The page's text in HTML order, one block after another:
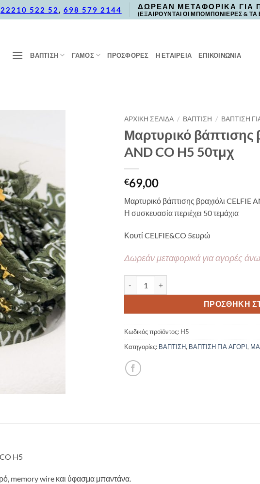
22210 522 52, 698 579 2144 ΔΩΡΕΑΝ ΜΕΤΑΦΟΡΙΚΑ ΓΙΑ
(ΕΞΑΙΡΟΥΝΤΑΙ ΟΙ ΜΠΟΜΠΟΝΙΕΡΕΣ & ΤΑ
ΒΑΠΤΙΣΗ ΓΑΜΟΣ ΠΡΟΣΦΟΡΈΣ Η ΕΤΑΙΡΕΙΑ ΕΠΙΚΟΙΝΩΝΙΑ
ΑΡΧΙΚΉ ΣΕΛΊΔΑ / ΒΑΠΤΙΣΗ / ΒΑΠΤΙΣΗ
Μαρτυρικό βάπτισης
AND CO H5 50τμχ
€69,00
Μαρτυρικό βάπτισης βραχιόλι CELFIE
Η συσκευασία περιέχει 50 τεμάχια
Κουτί CELFIE&CO 5ευρώ
Δωρεάν μεταφορικά για αγορές
ΠΡΟΣΘΉΚΗ
Κωδικός προϊόντος: H5
Κατηγορίες: ΒΑΠΤΙΣΗ, ΒΑΠΤΙΣΗ ΓΙΑ ΑΓΟΡΙ,
H5
memory wire και ύφασμα μπαντάνα.